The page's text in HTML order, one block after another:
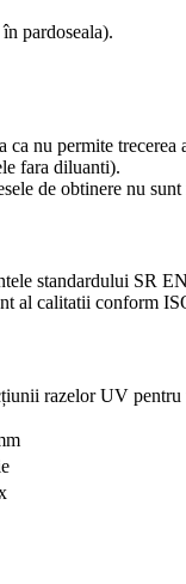
pardoseala).
ca nu permite
fara diluanti).
de obtinere nu
standardului SR
al calitatii conform
razelor UV